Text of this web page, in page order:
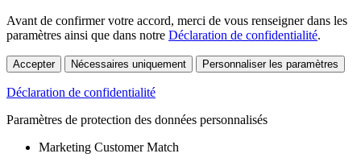
Avant de confirmer votre accord, merci de vous renseigner dans les
paramètres ainsi que dans notre Déclaration de confidentialité.
Accepter Nécessaires uniquement Personnaliser les paramètres
Déclaration de confidentialité
Paramètres de protection des données personnalisés
Marketing Customer Match